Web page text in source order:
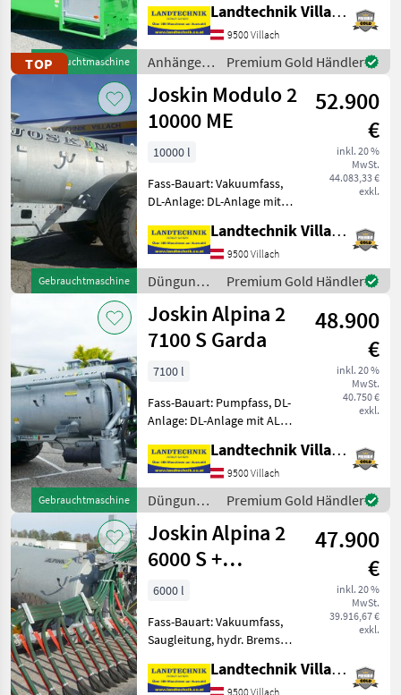
TOPGebrauchtmaschine
Joskin Betimax R 5000 S
Kastenmaße L 5 m x B 2, 23
m x H 2, 10 m, Lackierter
Kasten, Räder 445/45R
Landtechnik Villach GmbH
9500 Villach
Anhänger /
Joskin
Premium Gold Händler
Gebrauchtmaschine
Joskin Modulo 2
10000 ME
52.900
€
inkl. 20 %
MwSt.
44.083,33 €
exkl.
10000 l
Fass-Bauart: Vakuumfass,
DL-Anlage: DL-Anlage mit
Breitverteiler, hydr.
Stützfuß Joskin
Vakuumfass mit JUROP
Pumpe Typ PN 106,
hydraulische
Pumpenumsch
Landtechnik Villach GmbH
9500 Villach
Düngung
und
Beregnung
/ Joskin
Premium Gold Händler
Gebrauchtmaschine
Joskin Alpina 2
7100 S Garda
48.900
€
inkl. 20 %
MwSt.
40.750 €
exkl.
7100 l
Fass-Bauart: Pumpfass, DL-
Anlage: DL-Anlage mit ALB,
Breitverteiler,
Druckluftbremse,
Füllstandsanzeiger mit
Schwimmer Joskin
Güllefass Alpina
Landtechnik Villach GmbH
9500 Villach
Düngung
und
Beregnung
/ Joskin
Premium Gold Händler
Joskin Alpina 2
6000 S +
Vogelsang
UniSpread 7,5 m
47.900
€
inkl. 20 %
MwSt.
39.916,67 €
exkl.
6000 l
Fass-Bauart: Vakuumfass,
Saugleitung, hydr. Bremsen,
Joskin Alpina Vakuumfass
Landtechnik Villach GmbH
9500 Villach